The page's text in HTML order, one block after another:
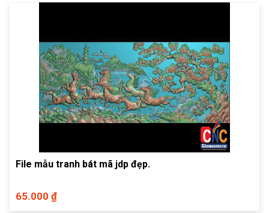
File mẫu tranh bát mã jdp đẹp.
65.000 ₫